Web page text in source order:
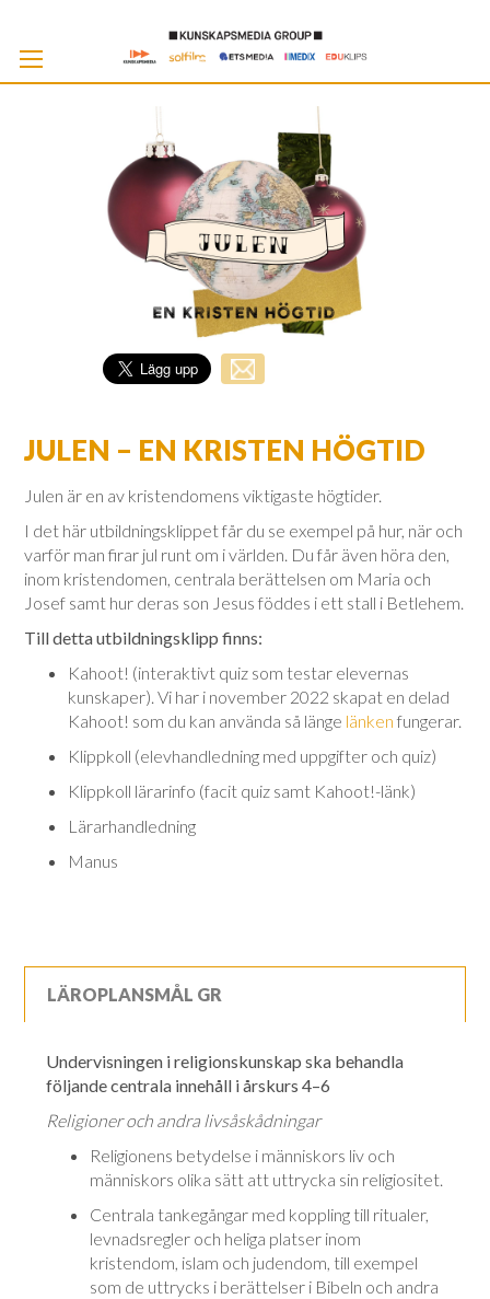
JULEN – EN KRISTEN HÖGTID
Julen är en av kristendomens viktigaste högtider.
I det här utbildningsklippet får du se exempel på hur, när och
varför man firar jul runt om i världen. Du får även höra den,
inom kristendomen, centrala berättelsen om Maria och
Josef samt hur deras son Jesus föddes i ett stall i Betlehem.
Till detta utbildningsklipp finns:
Kahoot! (interaktivt quiz som testar elevernas
kunskaper). Vi har i november 2022 skapat en delad
Kahoot! som du kan använda så länge länken fungerar.
Klippkoll (elevhandledning med uppgifter och quiz)
Klippkoll lärarinfo (facit quiz samt Kahoot!-länk)
Lärarhandledning
Manus
LÄROPLANSMÅL GR
Undervisningen i religionskunskap ska behandla
följande centrala innehåll i årskurs 4–6
Religioner och andra livsåskådningar
Religionens betydelse i människors liv och
människors olika sätt att uttrycka sin religiositet.
Centrala tankegångar med koppling till ritualer,
levnadsregler och heliga platser inom
kristendom, islam och judendom, till exempel
som de uttrycks i berättelser i Bibeln och andra